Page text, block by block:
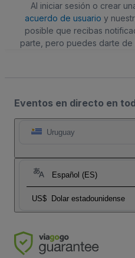
Al iniciar sesión o crear
acuerdo de usuario y
posible que recibas
parte, pero puedes darte de
Eventos en directo en
Uruguay
Español (ES)
US$ Dolar estadounidense